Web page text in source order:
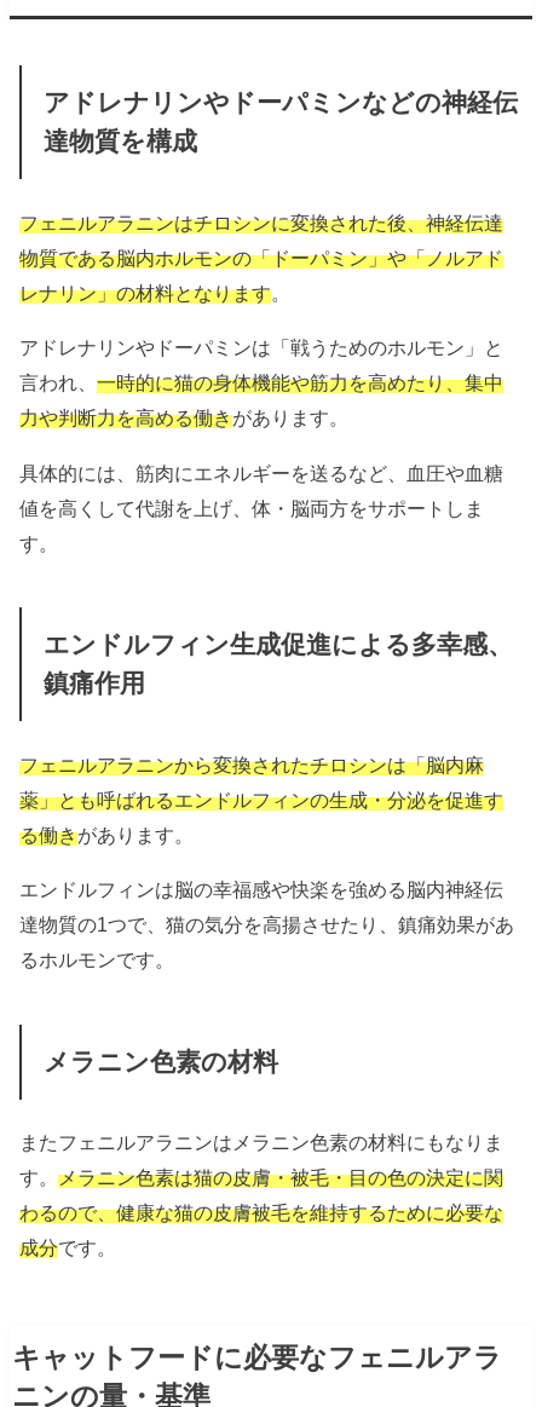
アドレナリンやドーパミンなどの神経伝
達物質を構成
フェニルアラニンはチロシンに変換された後、神経伝達
物質である脳内ホルモンの「ドーパミン」や「ノルアド
レナリン」の材料となります。
アドレナリンやドーパミンは「戦うためのホルモン」と
言われ、一時的に猫の身体機能や筋力を高めたり、集中
力や判断力を高める働きがあります。
具体的には、筋肉にエネルギーを送るなど、血圧や血糖
値を高くして代謝を上げ、体・脳両方をサポートしま
す。
エンドルフィン生成促進による多幸感、
鎮痛作用
フェニルアラニンから変換されたチロシンは「脳内麻
薬」とも呼ばれるエンドルフィンの生成・分泌を促進す
る働きがあります。
エンドルフィンは脳の幸福感や快楽を強める脳内神経伝
達物質の1つで、猫の気分を高揚させたり、鎮痛効果があ
るホルモンです。
メラニン色素の材料
またフェニルアラニンはメラニン色素の材料にもなりま
す。メラニン色素は猫の皮膚・被毛・目の色の決定に関
わるので、健康な猫の皮膚被毛を維持するために必要な
成分です。
キャットフードに必要なフェニルアラ
ニンの量・基準